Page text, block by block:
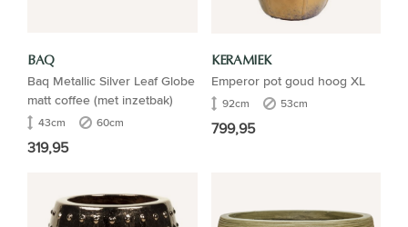
BAQ
Baq Metallic Silver Leaf Globe
matt coffee (met inzetbak)
43cm 60cm
319,95
KERAMIEK
Emperor pot goud hoog XL
92cm 53cm
799,95